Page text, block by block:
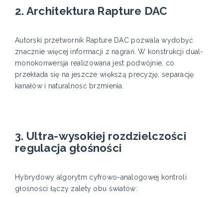
2. Architektura Rapture DAC
Autorski przetwornik Rapture DAC pozwala wydobyć
znacznie więcej informacji z nagrań. W konstrukcji dual-
monokonwersja realizowana jest podwójnie, co
przekłada się na jeszcze większą precyzję, separację
kanałów i naturalność brzmienia.
3. Ultra-wysokiej rozdzielczości
regulacja głośności
Hybrydowy algorytm cyfrowo-analogowej kontroli
głośności łączy zalety obu światów: